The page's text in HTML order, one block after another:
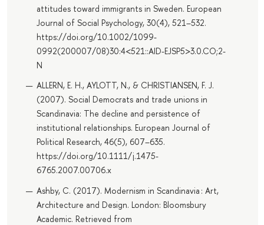
attitudes toward immigrants in Sweden. European
Journal of Social Psychology, 30(4), 521–532.
https://doi.org/10.1002/1099-
0992(200007/08)30:4<521::AID-EJSP5>3.0.CO;2-
N
ALLERN, E. H., AYLOTT, N., & CHRISTIANSEN, F. J.
(2007). Social Democrats and trade unions in
Scandinavia: The decline and persistence of
institutional relationships. European Journal of
Political Research, 46(5), 607–635.
https://doi.org/10.1111/j.1475-
6765.2007.00706.x
Ashby, C. (2017). Modernism in Scandinavia : Art,
Architecture and Design. London: Bloomsbury
Academic. Retrieved from